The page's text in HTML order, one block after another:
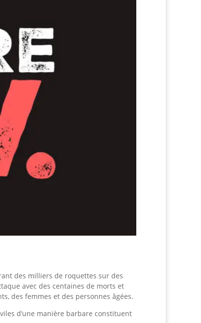
des milliers de roquettes sur des
avec des centaines de morts et
des femmes et des personnes âgées.
d’une manière barbare constituent